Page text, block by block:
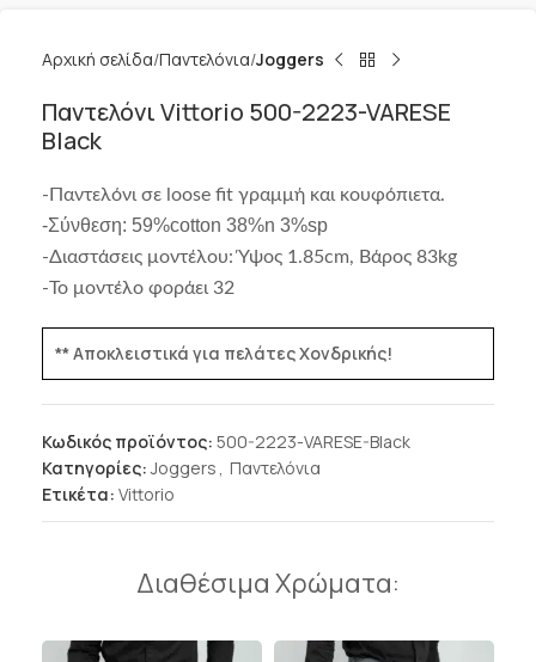
Αρχική σελίδα Παντελόνια Joggers
Παντελόνι Vittorio 500-2223-VARESE
Black
-Παντελόνι σε loose fit γραμμή και κουφόπιετα.
-Σύνθεση: 59%cotton 38%n 3%sp
-Διαστάσεις μοντέλου: Ύψος 1.85cm, Βάρος 83kg
-Το μοντέλο φοράει 32
** Αποκλειστικά για πελάτες Χονδρικής!
Κωδικός προϊόντος: 500-2223-VARESE-Black
Κατηγορίες: Joggers , Παντελόνια
Ετικέτα: Vittorio
Διαθέσιμα Χρώματα: